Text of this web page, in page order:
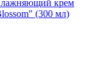
крем
(300 мл)